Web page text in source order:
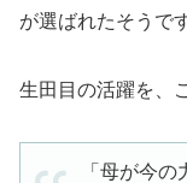
が選ばれたそうで
生田目の活躍を、
「母が今